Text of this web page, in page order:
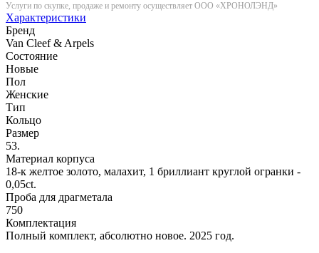
Услуги по скупке, продаже и ремонту осуществляет ООО «ХРОНОЛЭНД»
Характеристики
Бренд
Van Cleef & Arpels
Состояние
Новые
Пол
Женские
Тип
Кольцо
Размер
53.
Материал корпуса
18-к желтое золото, малахит, 1 бриллиант круглой огранки -
0,05ct.
Проба для драгметала
750
Комплектация
Полный комплект, абсолютно новое. 2025 год.